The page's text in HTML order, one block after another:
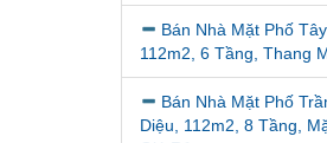
Bán Nhà Mặt Phố Tây
112m2, 6 Tầng, Thang
Bán Nhà Mặt Phố
Diệu, 112m2, 8 Tầng,